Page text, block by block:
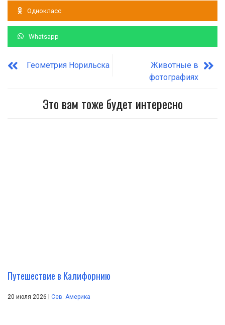
Однокласс
Whatsapp
Геометрия Норильска
Животные в
фотографиях
Это вам тоже будет интересно
Путешествие в Калифорнию
20 июля 2026 | Сев. Америка